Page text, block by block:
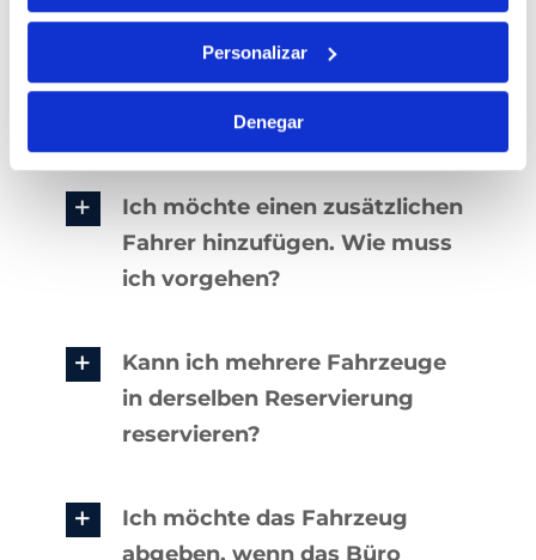
Personalizar
Denegar
Ich habe ein Fahrzeug
reserviert aber keine
Reservierungsbestätigung
erhalten. Was kann ich tun?
Ich möchte einen zusätzlichen
Fahrer hinzufügen. Wie muss
ich vorgehen?
Kann ich mehrere Fahrzeuge
in derselben Reservierung
reservieren?
Ich möchte das Fahrzeug
abgeben, wenn das Büro